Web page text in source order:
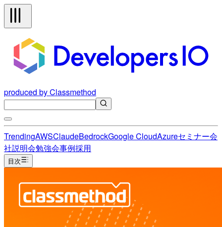
produced by Classmethod
TrendingAWSClaudeBedrockGoogle CloudAzureセミナー会
社説明会勉強会事例採用
目次